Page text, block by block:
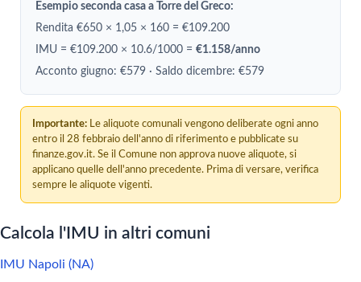
Esempio seconda casa a Torre del Greco:
Rendita €650 × 1,05 × 160 = €109.200
IMU = €109.200 × 10.6/1000 = €1.158/anno
Acconto giugno: €579 · Saldo dicembre: €579
Importante: Le aliquote comunali vengono deliberate ogni anno
entro il 28 febbraio dell'anno di riferimento e pubblicate su
finanze.gov.it. Se il Comune non approva nuove aliquote, si
applicano quelle dell'anno precedente. Prima di versare, verifica
sempre le aliquote vigenti.
Calcola l'IMU in altri comuni
IMU Napoli (NA)